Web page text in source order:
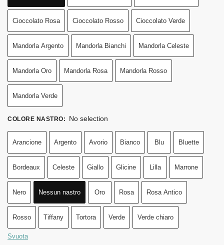
Cioccolato Rosa Cioccolato Rosso Cioccolato Verde
Mandorla Argento Mandorla Bianchi Mandorla Celeste
Mandorla Oro Mandorla Rosa Mandorla Rosso
Mandorla Verde
COLORE NASTRO: No selection
Arancione Argento Avorio Bianco Blu Bluette
Bordeaux Celeste Giallo Glicine Lilla Marrone
Nero Nessun nastro Oro Rosa Rosa Antico
Rosso Tiffany Tortora Verde Verde chiaro
Svuota